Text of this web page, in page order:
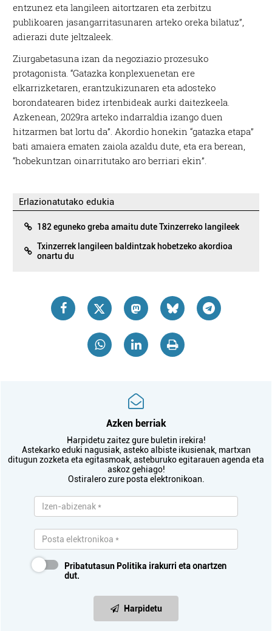
entzunez eta langileen aitortzaren eta zerbitzu
publikoaren jasangarritasunaren arteko oreka bilatuz”,
adierazi dute jeltzaleek.
Ziurgabetasuna izan da negoziazio prozesuko
protagonista. “Gatazka konplexuenetan ere
elkarrizketaren, erantzukizunaren eta adosteko
borondatearen bidez irtenbideak aurki daitezkeela.
Azkenean, 2029ra arteko indarraldia izango duen
hitzarmen bat lortu da”. Akordio honekin “gatazka etapa”
bati amaiera ematen zaiola azaldu dute, eta era berean,
“hobekuntzan oinarritutako aro berriari ekin”.
Erlazionatutako edukia
182 eguneko greba amaitu dute Txinzerreko langileek
Txinzerrek langileen baldintzak hobetzeko akordioa
onartu du
Azken berriak
Harpidetu zaitez gure buletin irekira!
Astekarko eduki nagusiak, asteko albiste ikusienak, martxan
ditugun zozketa eta egitasmoak, asteburuko egitarauen agenda eta
askoz gehiago!
Ostiralero zure posta elektronikoan.
Pribatutasun Politika irakurri eta onartzen
dut.
Harpidetu